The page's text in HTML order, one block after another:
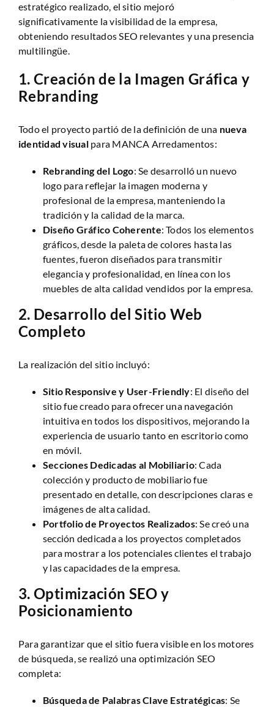
estratégico realizado, el sitio mejoró
significativamente la visibilidad de la empresa,
obteniendo resultados SEO relevantes y una presencia
multilingüe.
1.Creación de la Imagen Gráfica y
Rebranding
Todo el proyecto partió de la definición de una nueva
identidad visualpara MANCA Arredamentos:
Rebranding del Logo: Se desarrolló un nuevo
logo para reflejar la imagen moderna y
profesional de la empresa, manteniendo la
tradición y la calidad de la marca.
Diseño Gráfico Coherente: Todos los elementos
gráficos, desde la paleta de colores hasta las
fuentes, fueron diseñados para transmitir
elegancia y profesionalidad, en línea con los
muebles de alta calidad vendidos por la empresa.
2. Desarrollo del Sitio Web
Completo
La realización del sitio incluyó:
Sitio Responsive y User-Friendly: El diseño del
sitio fue creado para ofrecer una navegación
intuitiva en todos los dispositivos, mejorando la
experiencia de usuario tanto en escritorio como
en móvil.
Secciones Dedicadas al Mobiliario: Cada
colección y producto de mobiliario fue
presentado en detalle, con descripciones claras e
imágenes de alta calidad.
Portfolio de Proyectos Realizados: Se creó una
sección dedicada a los proyectos completados
para mostrar a los potenciales clientes el trabajo
y las capacidades de la empresa.
3.Optimización SEO y
Posicionamiento
Para garantizar que el sitio fuera visible en los motores
de búsqueda, se realizó una optimización SEO
completa:
Búsqueda de Palabras Clave Estratégicas: Se